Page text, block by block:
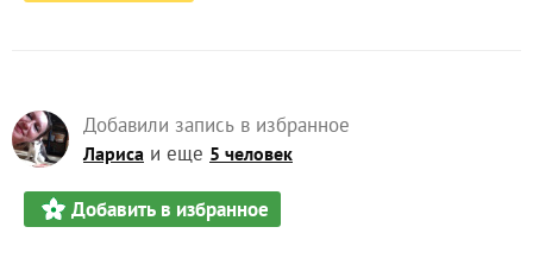
Добавили запись в избранное
Лариса и еще 5 человек
Добавить в избранное